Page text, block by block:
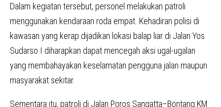
Dalam kegiatan tersebut, personel melakukan patroli
menggunakan kendaraan roda empat. Kehadiran polisi di
kawasan yang kerap dijadikan lokasi balap liar di Jalan Yos
Sudarso I diharapkan dapat mencegah aksi ugal-ugalan
yang membahayakan keselamatan pengguna jalan maupun
masyarakat sekitar.
Sementara itu, patroli di Jalan Poros Sangatta–Bontang KM